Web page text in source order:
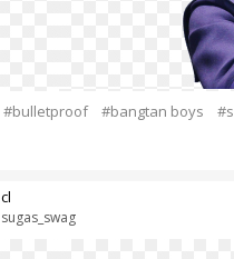
#bulletproof #bangtan boys
sugas_swag
cl